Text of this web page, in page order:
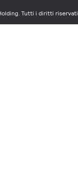
Tutti i diritti riservati.